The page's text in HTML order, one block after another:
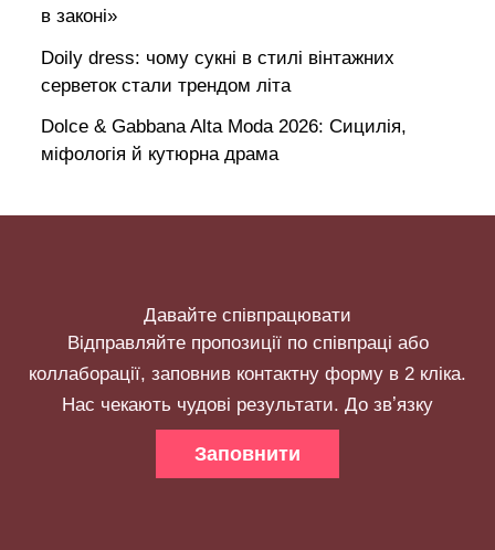
в законі»
Doily dress: чому сукні в стилі вінтажних
серветок стали трендом літа
Dolce & Gabbana Alta Moda 2026: Сицилія,
міфологія й кутюрна драма
Давайте співпрацювати
Відправляйте пропозиції по співпраці або
коллаборації, заповнив контактну форму в 2 кліка.
Нас чекають чудові результати. До звʼязку
Заповнити